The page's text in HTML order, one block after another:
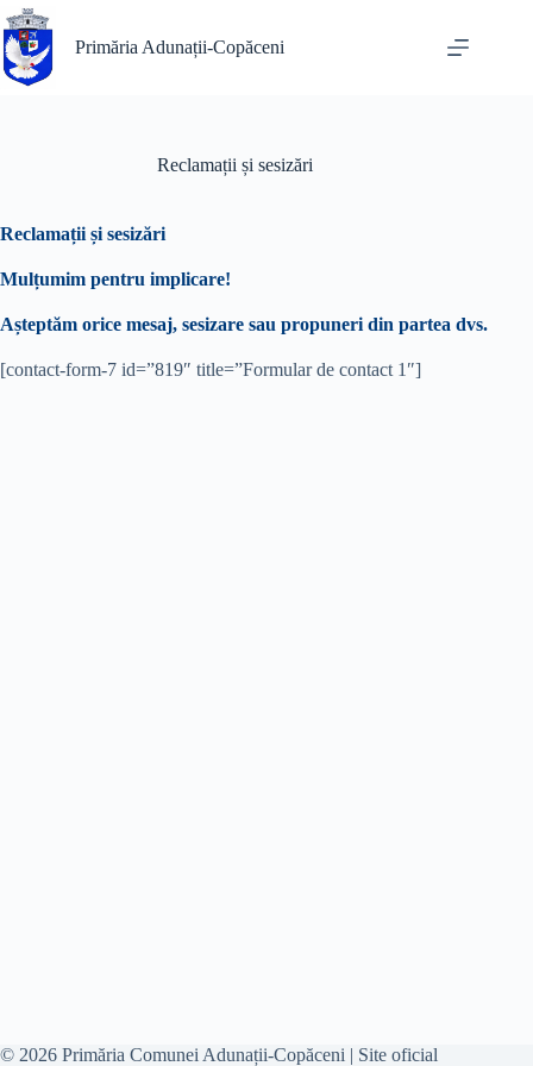
Sari
la
conținut
Primăria Adunații-Copăceni
Reclamații și sesizări
Reclamații și sesizări
Mulțumim pentru implicare!
Așteptăm orice mesaj, sesizare sau propuneri din partea dvs.
[contact-form-7 id=”819″ title=”Formular de contact 1″]
© 2026 Primăria Comunei Adunații-Copăceni | Site oficial